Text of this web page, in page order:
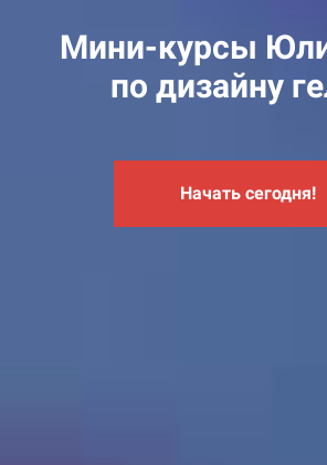
Мини-курсы
по дизайну
Начать сегодня!